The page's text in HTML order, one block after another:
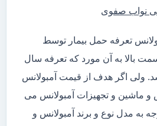
نواب صفوی
تعرفه حمل بیمار توسط
بالا به آن مورد که تعرفه سال
شد. ولی اگر هدف از قیمت آمبولانس
ماشین و تجهیزات آمبولانس می
به مدل نوع و برند آمبولانس و